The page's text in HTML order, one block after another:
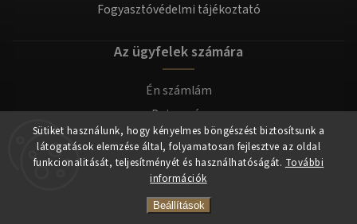
Sütiket használunk, hogy kényelmes böngészést biztosítsunk a
látogatások elemzése által, folyamatosan fejlesztve az oldal
funkcionalitását, teljesítményét és használhatóságát. További
információk
Beállítások
Fogyasztóvédelmi tájékoztató
Az ügyfelek számára
Én számlám
Bejegyzés
Bejelentkezés
Copyright 2026tomilla.hu. Minden jog fenntartva.